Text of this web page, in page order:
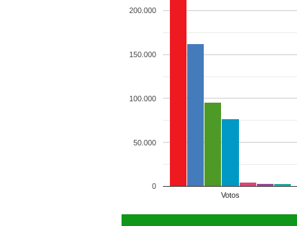
Votos
0
50.000
100.000
150.000
200.000